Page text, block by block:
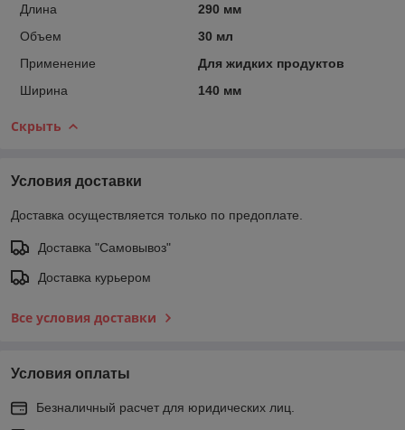
Длина
290 мм
Объем
30 мл
Применение
Для жидких продуктов
Ширина
140 мм
Скрыть
Условия доставки
Доставка осуществляется только по предоплате.
Доставка "Самовывоз"
Доставка курьером
Все условия доставки
Условия оплаты
Безналичный расчет для юридических лиц.